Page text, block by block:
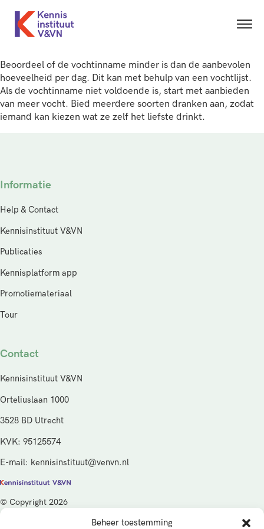
Beheer toestemming
Beoordeel of de vochtinname minder is dan de aanbevolen
hoeveelheid per dag. Dit kan met behulp van een vochtlijst.
Als de vochtinname niet voldoende is, start met aanbieden
van meer vocht. Bied meerdere soorten dranken aan, zodat
iemand kan kiezen wat ze zelf het liefste drinkt.
Informatie
Help & Contact
Kennisinstituut V&VN
Publicaties
Kennisplatform app
Promotiemateriaal
Tour
Contact
Kennisinstituut V&VN
Orteliuslaan 1000
3528 BD Utrecht
KVK: 95125574
E-mail: kennisinstituut@venvn.nl
© Copyright 2026